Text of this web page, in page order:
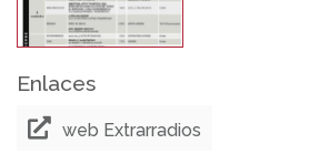
Enlaces
web Extrarradios